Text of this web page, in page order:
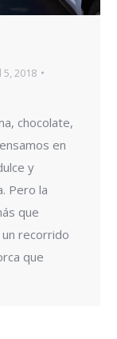
5, 2018
chocolate,
en
y
Pero la
que
recorrido
que